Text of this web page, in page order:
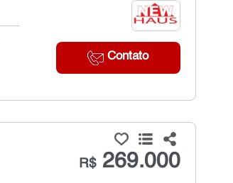
Contato
R$269.000